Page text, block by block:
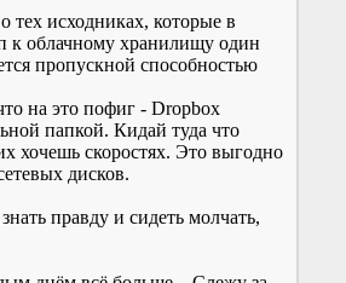
тех исходниках, которые в
к облачному хранилищу один
пропускной способностью
на это пофиг - Dropbox
папкой. Кидай туда что
хочешь скоростях. Это выгодно
дисков.
правду и сидеть молчать,